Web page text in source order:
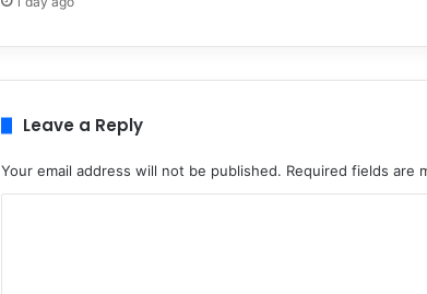
Leave a Reply
Your email address will not be published. Required fields are